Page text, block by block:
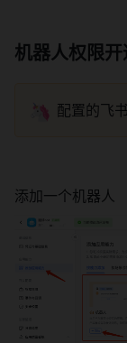
机器人权限开
🦄 配置的飞
添加一个机器人